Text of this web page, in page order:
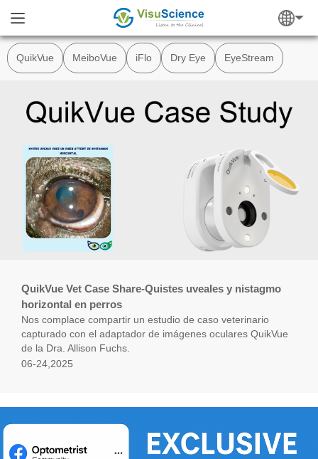
QuikVue MeiboVue iFlo Dry Eye EyeStream
QuikVue Vet Case Share-Quistes uveales y nistagmo
horizontal en perros
Nos complace compartir un estudio de caso veterinario
capturado con el adaptador de imágenes oculares QuikVue
de la Dra. Allison Fuchs.
06-24,2025